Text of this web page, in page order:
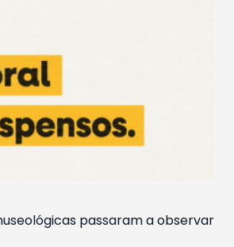
passaram a observar